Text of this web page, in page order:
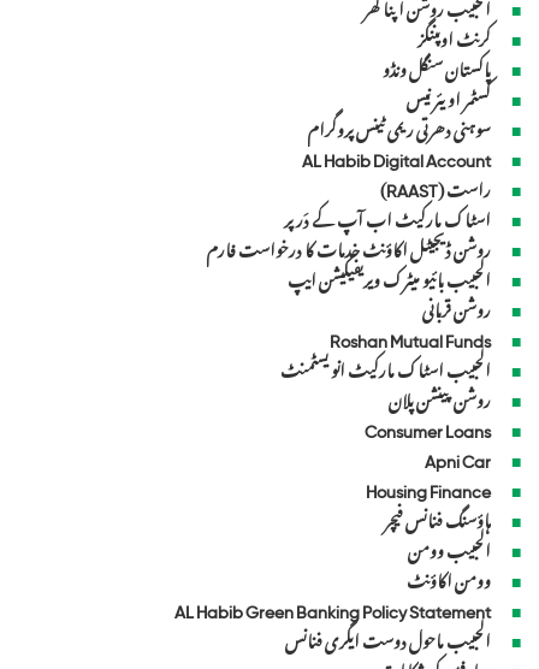
کرنٹ اوپننگز
پاکستان سنگل ونڈو
کسٹمر اویئر نیس
سوہنی دھرتی ریمی ٹینس پروگرام
AL Habib Digital Account
راست (RAAST)
اسٹاک مارکیٹ اب آپ کے دَر پر
روشن ڈیجیٹل اکاؤنٹ خدمات کا درخواست فارم
الحبیب بائیو میٹرک ویریفیکیشن ایپ
روشن قربانی
Roshan Mutual Funds
الحبیب اسٹاک مارکیٹ انو یسٹمنٹ
روشن پینشن پلان
Consumer Loans
Apni Car
Housing Finance
ہاؤسنگ فنانس فیچر
الحبیب وومن
وومن اکاؤنٹ
AL Habib Green Banking Policy Statement
الحبیب ماحول دوست ایگری فنانس